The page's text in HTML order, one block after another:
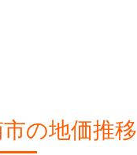
の地価推移